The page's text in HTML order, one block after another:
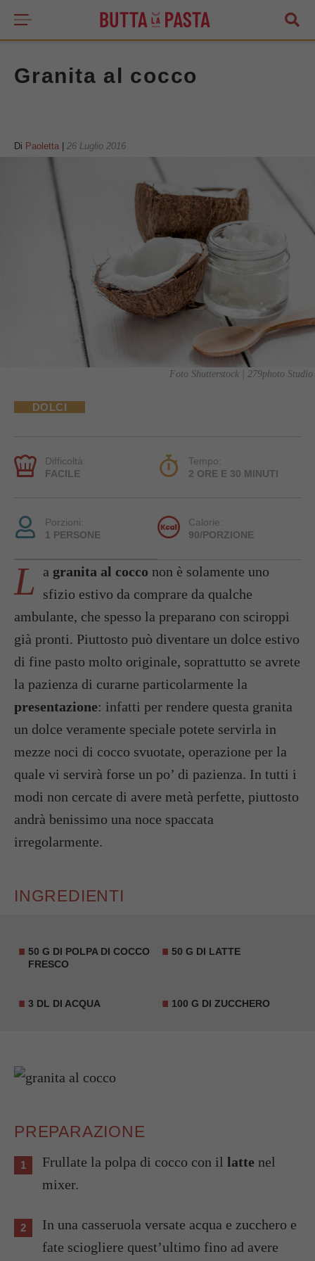
Granita al cocco
Di Paoletta 26 Luglio 2016
Foto Shutterstock | 279photo Studio
DOLCI
Difficoltà:
FACILE
Tempo:
2 ORE E 30 MINUTI
Porzioni:
1 PERSONE
Calorie:
90/PORZIONE
L a granita al cocco non è solamente uno
sfizio estivo da comprare da qualche
ambulante, che spesso la preparano con sciroppi
già pronti. Piuttosto può diventare un dolce estivo
di fine pasto molto originale, soprattutto se avrete
la pazienza di curarne particolarmente la
presentazione: infatti per rendere questa granita
un dolce veramente speciale potete servirla in
mezze noci di cocco svuotate, operazione per la
quale vi servirà forse un po’ di pazienza. In tutti i
modi non cercate di avere metà perfette, piuttosto
andrà benissimo una noce spaccata
irregolarmente.
INGREDIENTI
50 G DI POLPA DI COCCO
FRESCO
50 G DI LATTE
3 DL DI ACQUA 100 G DI ZUCCHERO
PREPARAZIONE
Frullate la polpa di cocco con il latte nel
mixer.
In una casseruola versate acqua e zucchero e
fate sciogliere quest’ultimo fino ad avere